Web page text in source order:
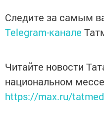
Следите за самым
Telegram-канале
Читайте новости
национальном
https://max.ru/